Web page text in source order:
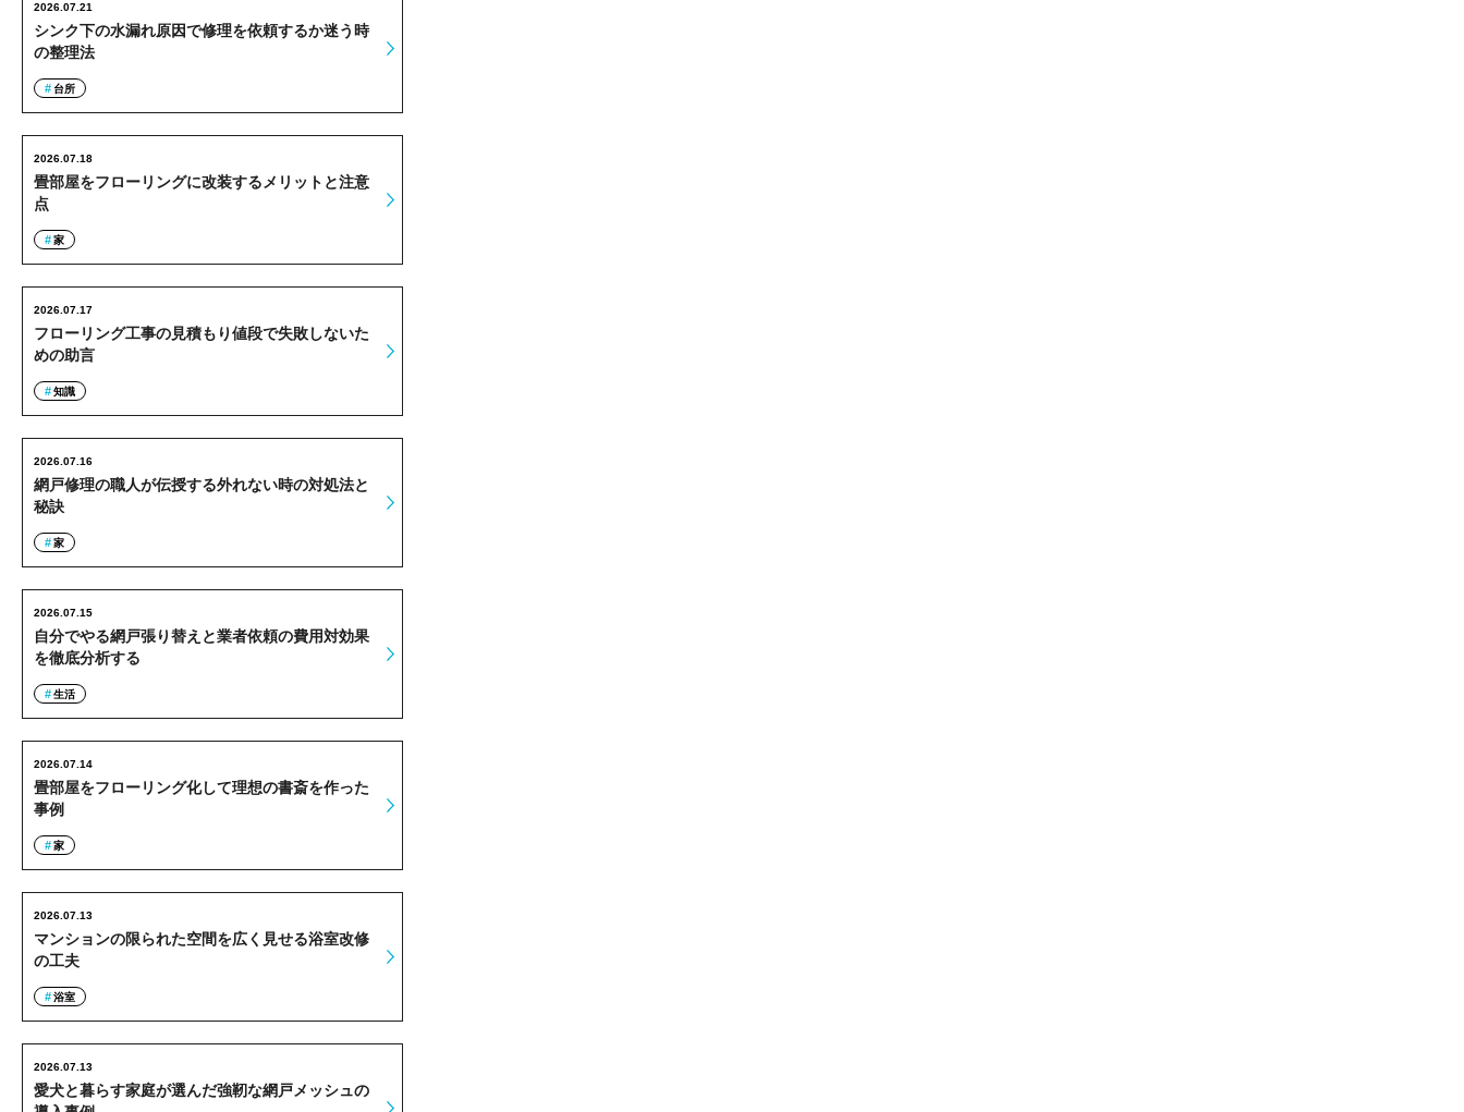
シンク下の水漏れ原因で修理を依頼するか迷う時
の整理法
2026.07.21
台所
畳部屋をフローリングに改装するメリットと注意
点
2026.07.18
家
フローリング工事の見積もり値段で失敗しないた
めの助言
2026.07.17
知識
網戸修理の職人が伝授する外れない時の対処法と
秘訣
2026.07.16
家
自分でやる網戸張り替えと業者依頼の費用対効果
を徹底分析する
2026.07.15
生活
畳部屋をフローリング化して理想の書斎を作った
事例
2026.07.14
家
マンションの限られた空間を広く見せる浴室改修
の工夫
2026.07.13
浴室
愛犬と暮らす家庭が選んだ強靭な網戸メッシュの
2026.07.13